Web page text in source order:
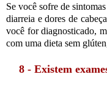
Se você sofre de
diarreia e dores de
você for diagnosticado,
com uma dieta sem
8 - Existem